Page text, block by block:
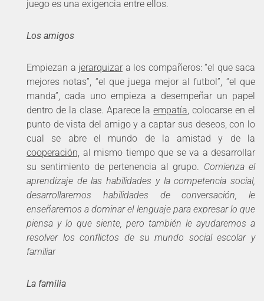
juego es una exigencia entre ellos.
Los amigos
Empiezan a jerarquizar a los compañeros: “el que saca
mejores notas”, “el que juega mejor al futbol”, “el que
manda”, cada uno empieza a desempeñar un papel
dentro de la clase. Aparece laempatía, colocarse en el
punto de vista del amigo y a captar sus deseos, con lo
cual se abre el mundo de la amistad y de la
cooperación, al mismo tiempo que se va a desarrollar
su sentimiento de pertenencia al grupo. Comienza el
aprendizaje de las habilidades y la competencia social,
desarrollaremos habilidades de conversación, le
enseñaremos a dominar el lenguaje para expresar lo que
piensa y lo que siente, pero también le ayudaremos a
resolver los conflictos de su mundo social escolar y
familiar
La familia